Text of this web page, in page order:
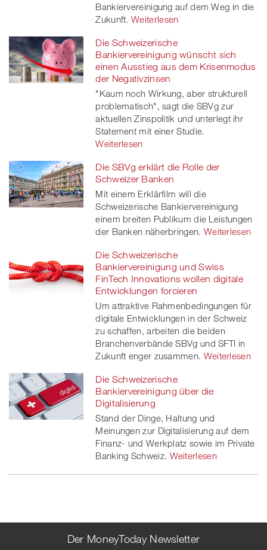
Bankiervereinigung auf dem Weg in die
Zukunft. Weiterlesen
Die Schweizerische
Bankiervereinigung wünscht sich
einen Ausstieg aus dem Krisenmodus
der Negativzinsen
"Kaum noch Wirkung, aber strukturell
problematisch", sagt die SBVg zur
aktuellen Zinspolitik und unterlegt ihr
Statement mit einer Studie.
Weiterlesen
Die SBVg erklärt die Rolle der
Schweizer Banken
Mit einem Erklärfilm will die
Schweizerische Bankiervereinigung
einem breiten Publikum die Leistungen
der Banken näherbringen. Weiterlesen
Die Schweizerische
Bankiervereinigung und Swiss
FinTech Innovations wollen digitale
Entwicklungen forcieren
Um attraktive Rahmenbedingungen für
digitale Entwicklungen in der Schweiz
zu schaffen, arbeiten die beiden
Branchenverbände SBVg und SFTI in
Zukunft enger zusammen. Weiterlesen
Die Schweizerische
Bankiervereinigung über die
Digitalisierung
Stand der Dinge, Haltung und
Meinungen zur Digitalisierung auf dem
Finanz- und Werkplatz sowie im Private
Banking Schweiz. Weiterlesen
Der MoneyToday Newsletter